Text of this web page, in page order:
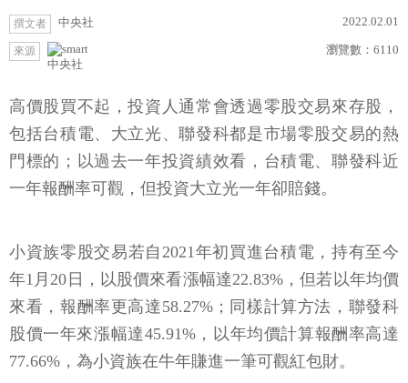
撰文者 中央社 2022.02.01
來源
中央社
瀏覽數： 6110
高價股買不起，投資人通常會透過零股交易來存股，
包括台積電、大立光、聯發科都是市場零股交易的熱
門標的；以過去一年投資績效看，台積電、聯發科近
一年報酬率可觀，但投資大立光一年卻賠錢。
小資族零股交易若自2021年初買進台積電，持有至今
年1月20日，以股價來看漲幅達22.83%，但若以年均價
來看，報酬率更高達58.27%；同樣計算方法，聯發科
股價一年來漲幅達45.91%，以年均價計算報酬率高達
77.66%，為小資族在牛年賺進一筆可觀紅包財。